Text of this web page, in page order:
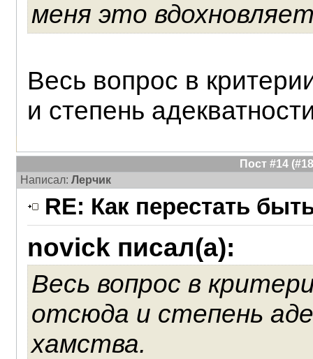
меня это
Весь вопрос в
и степень
Пост #14
Написал: Лерчик
RE: Как перестать
novick писал(а):
Весь вопрос в
отсюда и степень
хамства.